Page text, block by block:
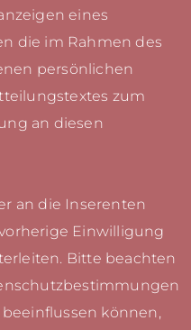
eines
die im Rahmen des
persönlichen
zum
an diesen
an die Inserenten
Einwilligung
Bitte beachten
können,